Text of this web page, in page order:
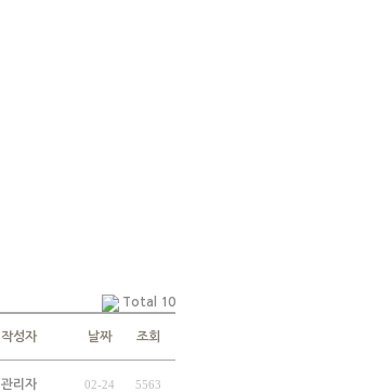
Total 10
작성자 날짜 조회
관리자 02-24 5563